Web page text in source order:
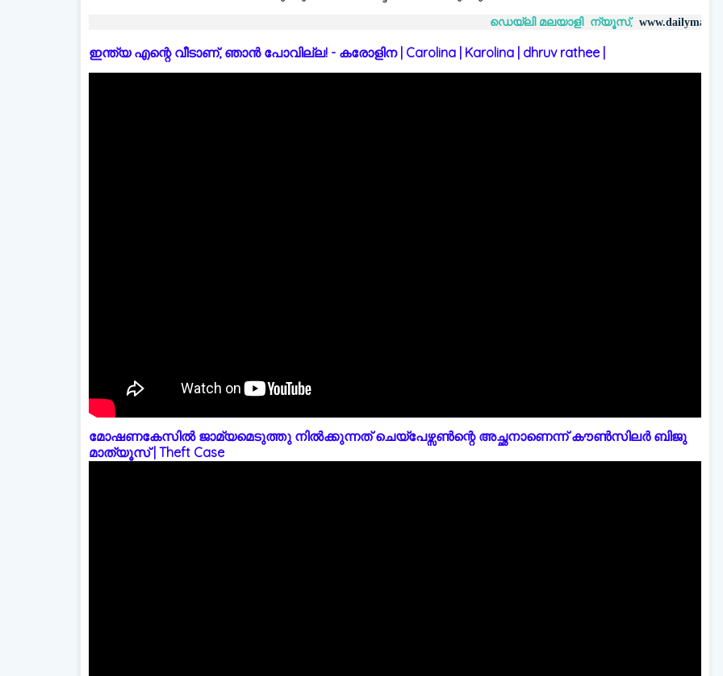
ഡെയ്‌ലി മലയാളി ന്യൂസ്, www.dailymalayaly.com
ഇന്ത്യ എന്റെ വീടാണ്, ഞാൻ പോവില്ല! - കരോളിന | Carolina | Karolina | dhruv rathee |
മോഷണകേസിൽ ജാമ്യമെടുത്തു നിൽക്കുന്നത് ചെയ്പേഴ്സൺന്റെ അച്ഛനാണെന്ന് കൗൺസിലർ ബിജു
മാത്യൂസ് | Theft Case